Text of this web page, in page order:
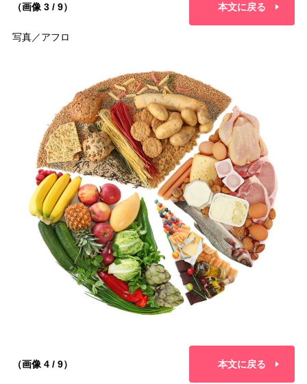
（画像 3 / 9） 本文に戻る
写真／アフロ
（画像 4 / 9） 本文に戻る